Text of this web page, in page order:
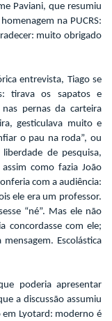
Paviani, que resumiu
homenagem na PUCRS:
muito obrigado
entrevista, Tiago se
tirava os sapatos e
pernas da carteira
gesticulava muito e
o pau na roda”, ou
de pesquisa,
como fazia João
com a audiência:
ele era um professor.
“né”. Mas ele não
concordasse com ele;
Escolástica
poderia apresentar
a discussão assumiu
Lyotard: moderno é